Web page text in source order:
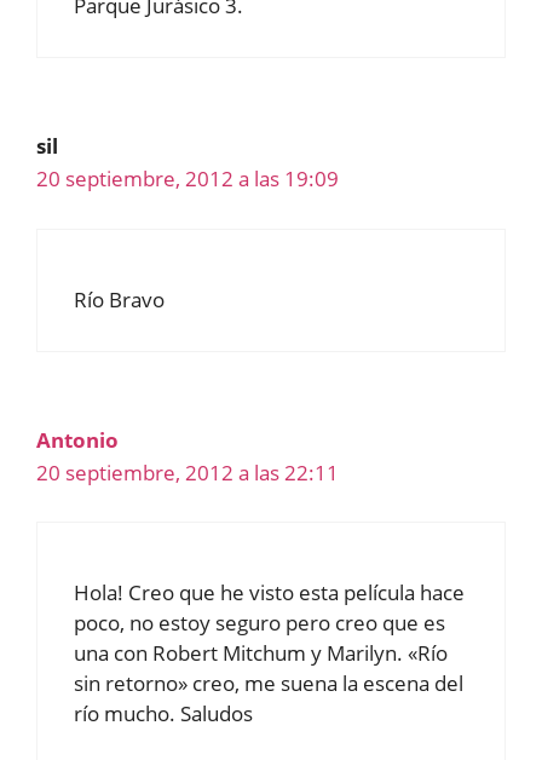
Parque Jurásico 3.
sil
20 septiembre, 2012 a las 19:09
Río Bravo
Antonio
20 septiembre, 2012 a las 22:11
Hola! Creo que he visto esta película hace
poco, no estoy seguro pero creo que es
una con Robert Mitchum y Marilyn. «Río
sin retorno» creo, me suena la escena del
río mucho. Saludos